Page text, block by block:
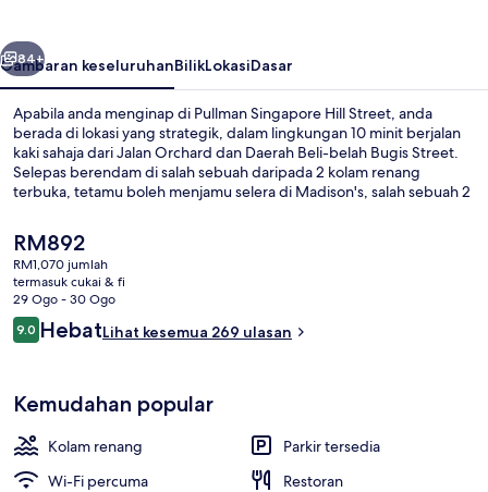
Seterusnya
84+
Gambaran keseluruhanBilikLokasiDasar
Apabila anda menginap di Pullman Singapore Hill Street, anda
berada di lokasi yang strategik, dalam lingkungan 10 minit berjalan
kaki sahaja dari Jalan Orchard dan Daerah Beli-belah Bugis Street.
Selepas berendam di salah sebuah daripada 2 kolam renang
terbuka, tetamu boleh menjamu selera di Madison's, salah sebuah 2
sarapan, makan tengah hari dan makan malam. Sorotan lain di hotel
mewah ini termasuk bar tepi kolam, pusat kecergasan, dan kolam
kanak-kanak. Pengembara lain memuji tentang kakitangan.
Pengangkutan awam terletak berdekatan: jarak Stesen City Hall
ialah 3 minit dan Stesen Bras Basah ialah 6 minit.
Harga
semasa
ialah
RM892
RM892
RM1,070 jumlah
termasuk cukai & fi
29 Ogo - 30 Ogo
Ulasan
9.09.0 daripada 10
HebatLihat kesemua 269 ulasan
Kemudahan popular
Kolam renang
Parkir tersedia
Wi-Fi percuma
Restoran